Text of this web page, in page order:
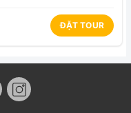
ĐẶT TOUR